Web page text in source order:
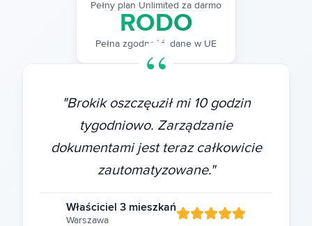
Pełny plan Unlimited za darmo
RODO
Pełna zgodność, dane w UE
"Brokik oszczędził mi 10 godzin
tygodniowo. Zarządzanie
dokumentami jest teraz całkowicie
zautomatyzowane."
Właściciel 3 mieszkań
Warszawa